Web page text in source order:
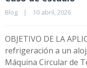
Blog | 10 abril, 2026
OBJETIVO DE LA
refrigeración a un
Máquina Circular de